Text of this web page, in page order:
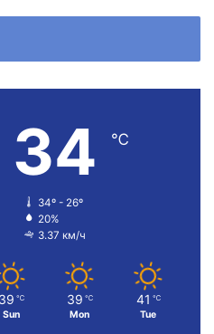
34 ℃
34º - 26º
20%
3.37 км/ч
39 ℃
Sun
39 ℃
Mon
41 ℃
Tue